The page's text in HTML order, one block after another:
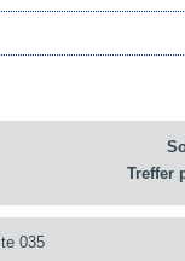
Treffer
035